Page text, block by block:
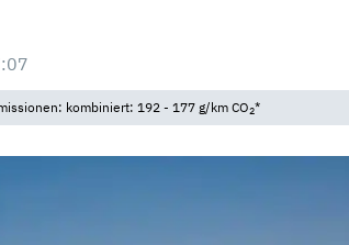
kombiniert: 192 - 177 g/km CO2*